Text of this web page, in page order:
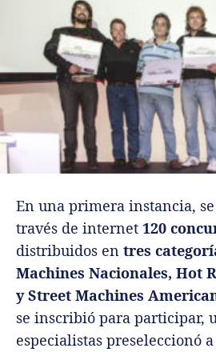
En una primera instancia,
través de internet 120
distribuidos en tres
Machines Nacionales, Hot
y Street Machines
se inscribió para participar,
especialistas preseleccionó